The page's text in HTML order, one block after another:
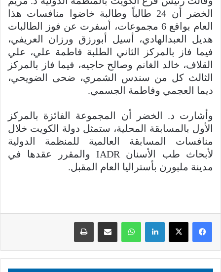
الخضر أن 24 طالباً وطالبة خاضوا منافسات هذا
العام بواقع 6 مجموعات، أسفرت عن فوز الطالبات
هديل العبدالهادي، أسيل أبورزق ورزان العريفي،
فيما فاز بالمركز الثاني الطلبة فاطمة علي، علي
القلاف، خالد الغانم وصالح حاجيه، فيما فاز بالمركز
الثالث كل من سندس الشمري، ضحى الضويحي،
ديما العجمي وفاطمة الجسمي.
وأشارت د. الخضر أن المجموعة الفائزة بالمركز
الأول بالمسابقة المحلية، ستمثل دولة الكويت خلال
منافسات المسابقة العالمية للمنظمة الدولية
لأبحاث طب الأسنان IADR والمقرر عقدها في
مدينة ملبورن بأستراليا العام المقبل.
لينكدإن واتساب مشاركة عبر البريد طباعة